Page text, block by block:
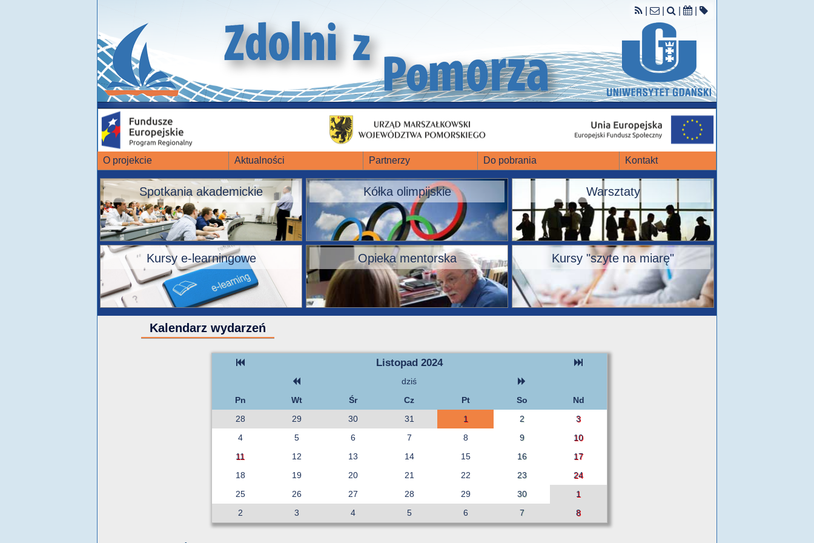
O projekcie Aktualności Partnerzy Do pobrania Kontakt
Spotkania akademickie Kółka olimpijskie Warsztaty
Kursy e-learningowe Opieka mentorska Kursy "szyte na miarę"
Kalendarz wydarzeń
Listopad 2024
dziś
Pn
Wt Śr Cz Pt So
Nd
28
29 30 31 1 2
3
4
5 6 7 8 9
10
11
12 13 14 15 16
17
18
19 20 21 22 23
24
25
26 27 28 29 30
1
2
3 4 5 6 7 8